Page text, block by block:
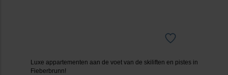
Luxe appartementen aan de voet van de skiliften en pistes in
Fieberbrunn!